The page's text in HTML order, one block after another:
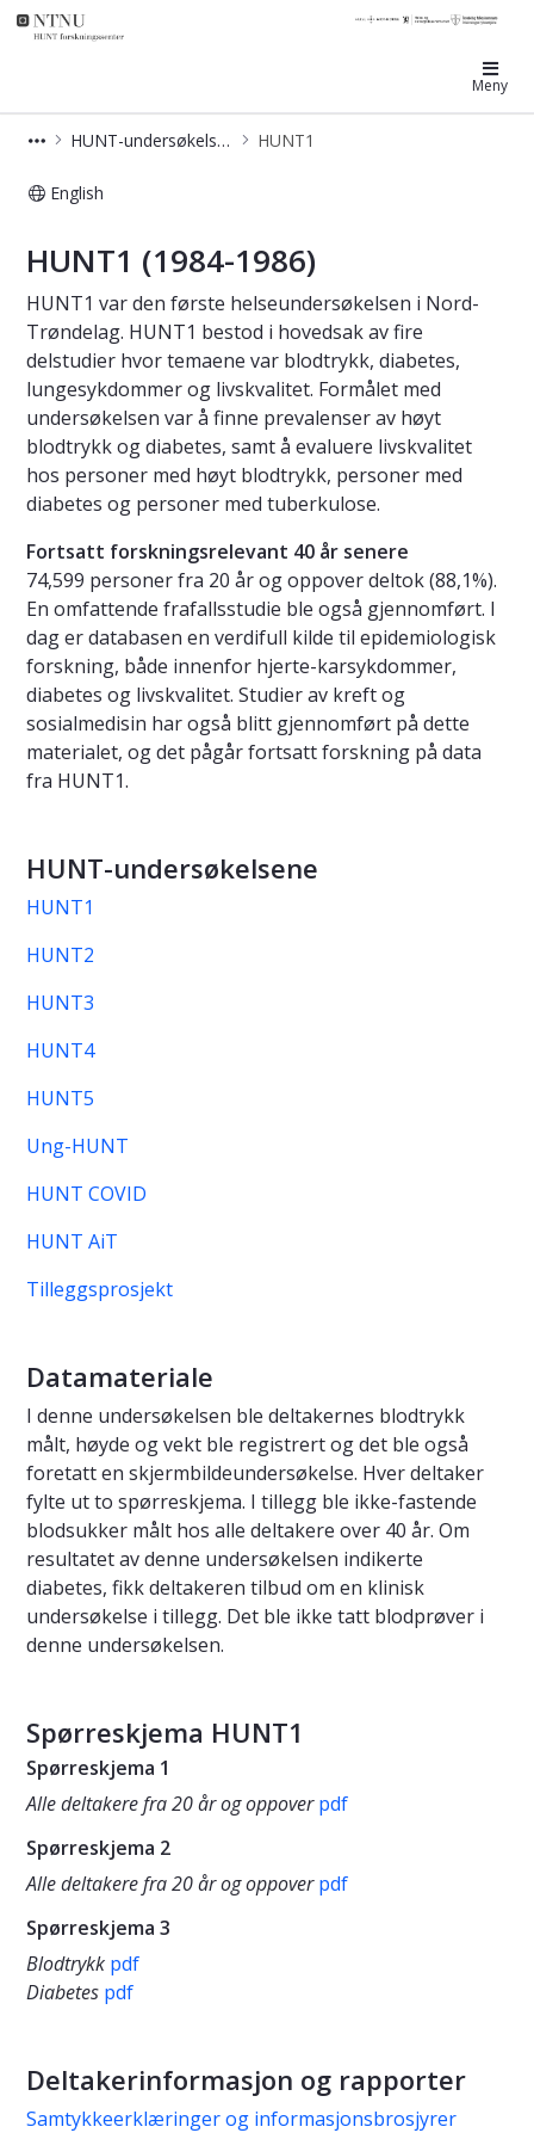
Meny
HUNT-undersøkelsene HUNT1
English
HUNT1 (1984-1986)
HUNT1 var den første helseundersøkelsen i Nord-
Trøndelag. HUNT1 bestod i hovedsak av fire
delstudier hvor temaene var blodtrykk, diabetes,
lungesykdommer og livskvalitet. Formålet med
undersøkelsen var å finne prevalenser av høyt
blodtrykk og diabetes, samt å evaluere livskvalitet
hos personer med høyt blodtrykk, personer med
diabetes og personer med tuberkulose.
Fortsatt forskningsrelevant 40 år senere
74,599 personer fra 20 år og oppover deltok (88,1%).
En omfattende frafallsstudie ble også gjennomført. I
dag er databasen en verdifull kilde til epidemiologisk
forskning, både innenfor hjerte-karsykdommer,
diabetes og livskvalitet. Studier av kreft og
sosialmedisin har også blitt gjennomført på dette
materialet, og det pågår fortsatt forskning på data
fra HUNT1.
HUNT-undersøkelsene
HUNT1
HUNT2
HUNT3
HUNT4
HUNT5
Ung-HUNT
HUNT COVID
HUNT AiT
Tilleggsprosjekt
Datamateriale
I denne undersøkelsen ble deltakernes blodtrykk
målt, høyde og vekt ble registrert og det ble også
foretatt en skjermbildeundersøkelse. Hver deltaker
fylte ut to spørreskjema. I tillegg ble ikke-fastende
blodsukker målt hos alle deltakere over 40 år. Om
resultatet av denne undersøkelsen indikerte
diabetes, fikk deltakeren tilbud om en klinisk
undersøkelse i tillegg. Det ble ikke tatt blodprøver i
denne undersøkelsen.
Spørreskjema HUNT1
Spørreskjema 1
Alle deltakere fra 20 år og oppoverpdf
Spørreskjema 2
Alle deltakere fra 20 år og oppover pdf
Spørreskjema 3
Blodtrykk pdf
Diabetes pdf
Deltakerinformasjon og rapporter
Samtykkeerklæringer og informasjonsbrosjyrer